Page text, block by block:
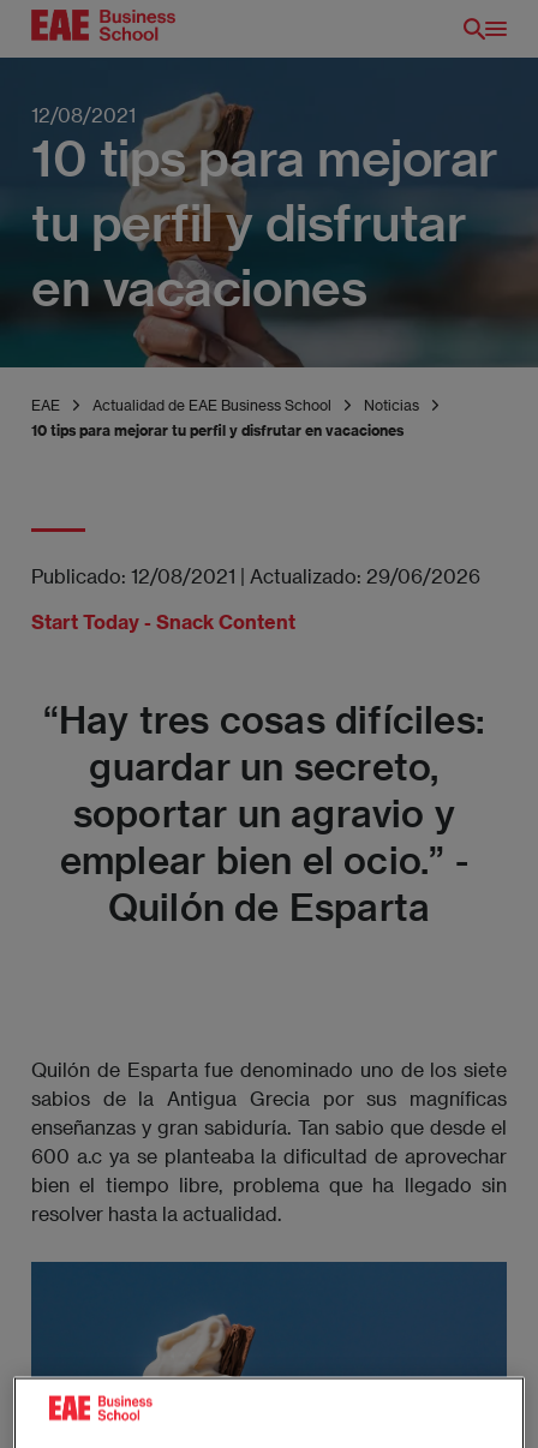
Pasar
12/08/2021
10 tips para mejorar
tu perfil y disfrutar
en vacaciones
EAE Actualidad de EAE Business School
Noticias
10 tips para mejorar tu perfil y disfrutar en vacaciones
Publicado: 12/08/2021 Actualizado: 29/06/2026
Start Today - Snack Content
“Hay tres cosas difíciles:
guardar un secreto,
soportar un agravio y
emplear bien el ocio.” -
Quilón de Esparta
Quilón de Esparta fue denominado uno de los siete
sabios de la Antigua Grecia por sus magníficas
enseñanzas y gran sabiduría. Tan sabio que desde el
600 a.c ya se planteaba la dificultad de aprovechar
bien el tiempo libre, problema que ha llegado sin
resolver hasta la actualidad.